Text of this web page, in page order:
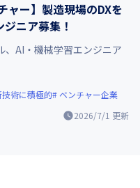
ャー】製造現場のDXを
ニア募集！
2026/7/1 更新
、AI・機械学習エンジニア
技術に積極的 ベンチャー企業